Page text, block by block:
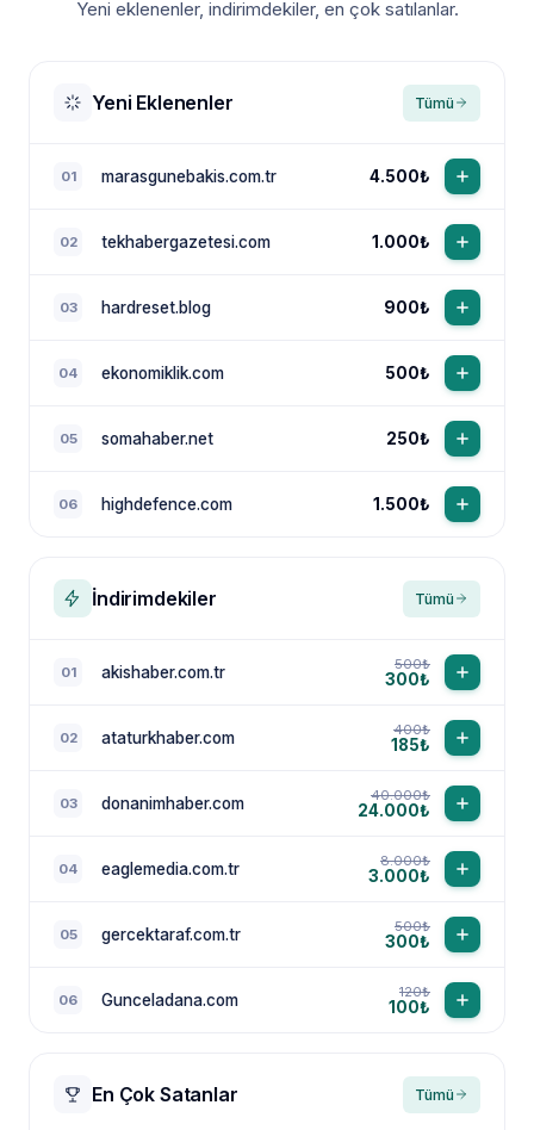
Yeni eklenenler, indirimdekiler, en çok satılanlar.
Yeni Eklenenler Tümü
01 marasgunebakis.com.tr 4.500₺
02 tekhabergazetesi.com 1.000₺
03 hardreset.blog 900₺
04 ekonomiklik.com 500₺
05 somahaber.net 250₺
06 highdefence.com 1.500₺
İndirimdekiler Tümü
01 akishaber.com.tr 500₺
300₺
02 ataturkhaber.com 400₺
185₺
03 donanimhaber.com 40.000₺
24.000₺
04 eaglemedia.com.tr 8.000₺
3.000₺
05 gercektaraf.com.tr 500₺
300₺
06 Gunceladana.com 120₺
100₺
En Çok Satanlar Tümü
NewsTanıtım AI Asistan